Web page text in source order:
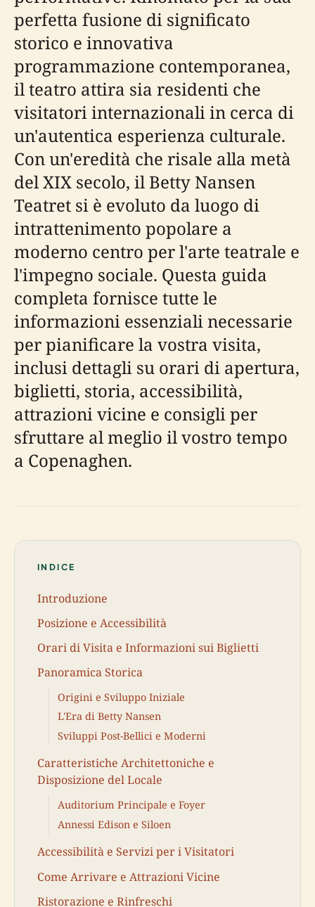
perfetta fusione di significato
storico e innovativa
programmazione contemporanea,
il teatro attira sia residenti che
visitatori internazionali in cerca di
un'autentica esperienza culturale.
Con un'eredità che risale alla metà
del XIX secolo, il Betty Nansen
Teatret si è evoluto da luogo di
intrattenimento popolare a
moderno centro per l'arte teatrale e
l'impegno sociale. Questa guida
completa fornisce tutte le
informazioni essenziali necessarie
per pianificare la vostra visita,
inclusi dettagli su orari di apertura,
biglietti, storia, accessibilità,
attrazioni vicine e consigli per
sfruttare al meglio il vostro tempo
a Copenaghen.
INDICE
Introduzione
Posizione e Accessibilità
Orari di Visita e Informazioni sui Biglietti
Panoramica Storica
Origini e Sviluppo Iniziale
L'Era di Betty Nansen
Sviluppi Post-Bellici e Moderni
Caratteristiche Architettoniche e
Disposizione del Locale
Auditorium Principale e Foyer
Annessi Edison e Siloen
Accessibilità e Servizi per i Visitatori
Come Arrivare e Attrazioni Vicine
Ristorazione e Rinfreschi